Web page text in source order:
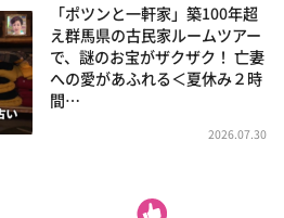
「ポツンと一軒家」築100年超
え群馬県の古民家ルームツアー
で、謎のお宝がザクザク！ 亡妻
への愛があふれる＜夏休み２時
間…
2026.07.30